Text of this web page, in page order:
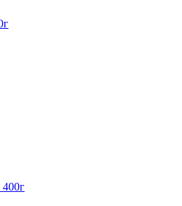
400г